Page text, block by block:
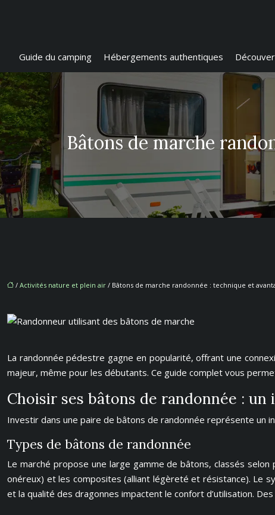
Guide du camping Hébergements authentiques
Bâtons de marche
/ Activités nature et plein air / Bâtons de marche randonnée : technique et
La randonnée pédestre gagne en popularité, offrant une
majeur, même pour les débutants. Ce guide complet vous
Choisir ses bâtons de randonnée :
Investir dans une paire de bâtons de randonnée représente
Types de bâtons de randonnée
Le marché propose une large gamme de bâtons, classés
onéreux) et les composites (alliant légèreté et résistance). Le
et la qualité des dragonnes impactent le confort d’utilisation.